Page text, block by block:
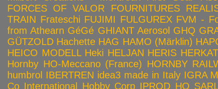
FORCES OF VALOR
FOURNITURES
TRAIN Frateschi FUJIMI FULGUREX FVM -
from Athearn GéGé GHIANT Aerosol GHQ
GÜTZOLD Hachette HAG HAMO (Märklin)
HEICO MODELL Heki HELJAN HERIS HERKAT
Hornby HO-Meccano (France) HORNBY
humbrol IBERTREN idea3 made in Italy IGRA
Co International Hobby Corp IPROD HO